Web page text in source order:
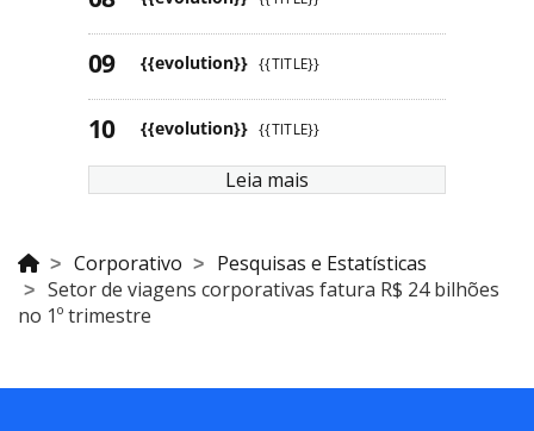
{{evolution}} {{TITLE}}
{{evolution}} {{TITLE}}
Leia mais
Corporativo
Pesquisas e Estatísticas
Setor de viagens corporativas fatura R$ 24 bilhões
no 1º trimestre